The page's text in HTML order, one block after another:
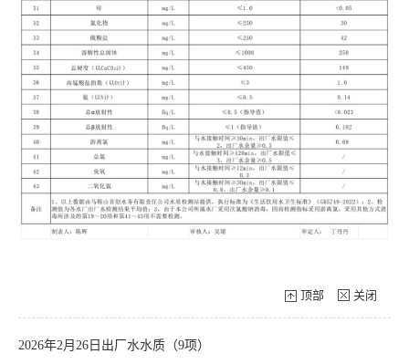
顶部 关闭
2026年2月26日出厂水水质（9项）